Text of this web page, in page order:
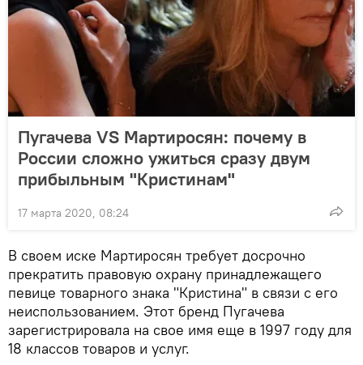
Пугачева VS Мартиросян: почему в
России сложно ужиться сразу двум
прибыльным "Кристинам"
17 марта 2020, 08:24
В своем иске Мартиросян требует досрочно
прекратить правовую охрану принадлежащего
певице товарного знака "Кристина" в связи с его
неиспользованием. Этот бренд Пугачева
зарегистрировала на свое имя еще в 1997 году для
18 классов товаров и услуг.